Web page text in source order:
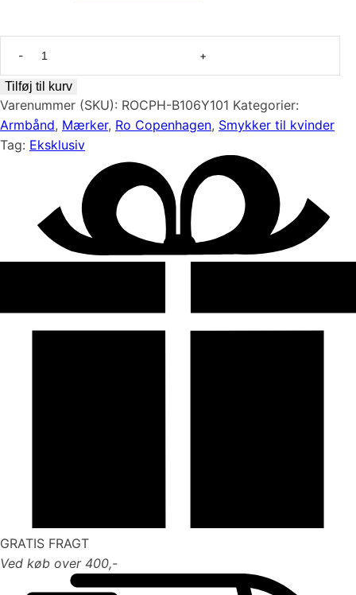
guld,
Nord
blue
armbånd
Tilføj til kurv
Varenummer (SKU): ROCPH-B106Y101 Kategorier:
Armbånd, Mærker, Ro Copenhagen, Smykker til kvinder
Tag: Eksklusiv
GRATIS FRAGT
Ved køb over 400,-